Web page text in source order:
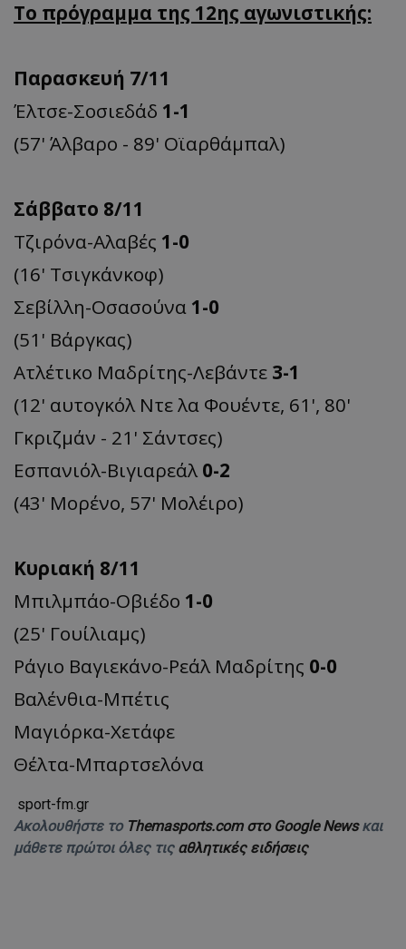
Το πρόγραμμα της 12ης αγωνιστικής:
Παρασκευή 7/11
Έλτσε-Σοσιεδάδ 1-1
(57' Άλβαρο - 89' Οϊαρθάμπαλ)
Σάββατο 8/11
Τζιρόνα-Αλαβές 1-0
(16' Τσιγκάνκοφ)
Σεβίλλη-Οσασούνα 1-0
(51' Βάργκας)
Ατλέτικο Μαδρίτης-Λεβάντε 3-1
(12' αυτογκόλ Ντε λα Φουέντε, 61', 80'
Γκριζμάν - 21' Σάντσες)
Εσπανιόλ-Βιγιαρεάλ 0-2
(43' Μορένο, 57' Μολέιρο)
Κυριακή 8/11
Μπιλμπάο-Οβιέδο 1-0
(25' Γουίλιαμς)
Ράγιο Βαγιεκάνο-Ρεάλ Μαδρίτης 0-0
Βαλένθια-Μπέτις
Μαγιόρκα-Χετάφε
Θέλτα-Μπαρτσελόνα
sport-fm.gr
Ακολουθήστε το Themasports.com στο Google Newsκαι
μάθετε πρώτοι όλες τις αθλητικές ειδήσεις